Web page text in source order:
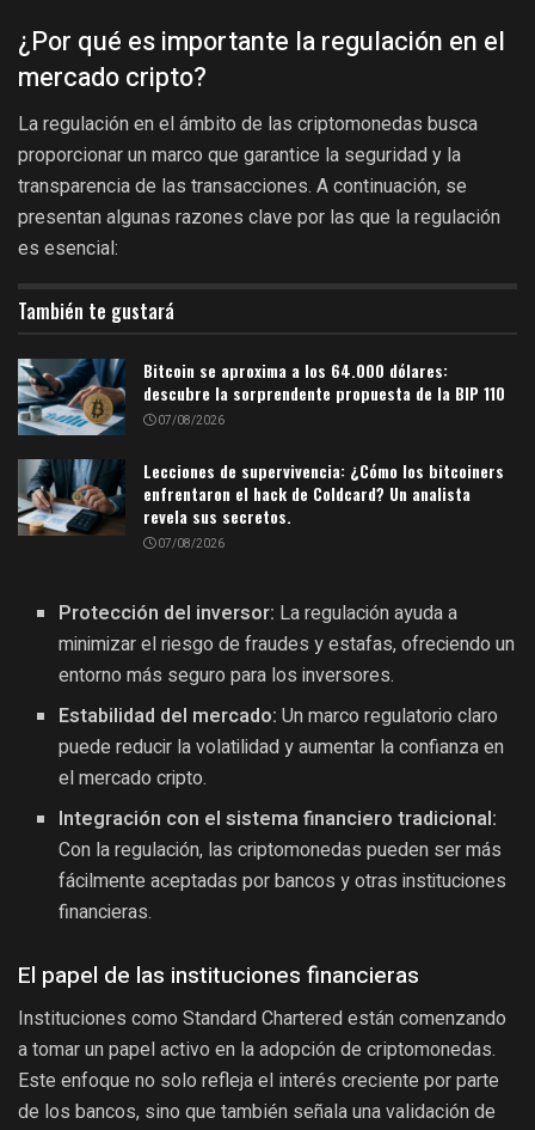
¿Por qué es importante la regulación en el
mercado cripto?
La regulación en el ámbito de las criptomonedas busca
proporcionar un marco que garantice la seguridad y la
transparencia de las transacciones. A continuación, se
presentan algunas razones clave por las que la regulación
es esencial:
También te gustará
Bitcoin se aproxima a los 64.000 dólares:
descubre la sorprendente propuesta de la BIP 110
07/08/2026
Lecciones de supervivencia: ¿Cómo los bitcoiners
enfrentaron el hack de Coldcard? Un analista
revela sus secretos.
07/08/2026
Protección del inversor: La regulación ayuda a
minimizar el riesgo de fraudes y estafas, ofreciendo un
entorno más seguro para los inversores.
Estabilidad del mercado: Un marco regulatorio claro
puede reducir la volatilidad y aumentar la confianza en
el mercado cripto.
Integración con el sistema financiero tradicional:
Con la regulación, las criptomonedas pueden ser más
fácilmente aceptadas por bancos y otras instituciones
financieras.
El papel de las instituciones financieras
Instituciones como Standard Chartered están comenzando
a tomar un papel activo en la adopción de criptomonedas.
Este enfoque no solo refleja el interés creciente por parte
de los bancos, sino que también señala una validación de